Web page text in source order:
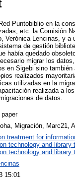
Puntobiblio en la
etc. la Comisión
Verónica Lencinas, y
de gestión
había quedado
migrar los
en Sigebi sino
realizados
utilizadas en la
realizada a
de datos.
Migración, Marc21,
treatment for
technology and library
technology and library
15:01